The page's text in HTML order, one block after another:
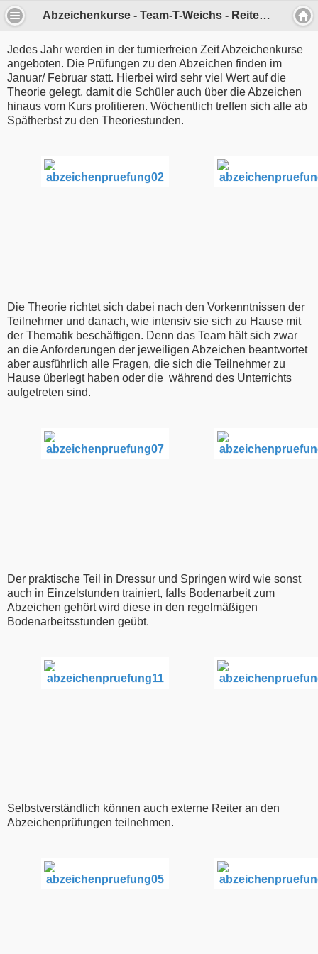
Abzeichenkurse - Team-T-Weichs - Reiten in Zillhofen, Weichs, Markt Indersdorf und Dachau
Jedes Jahr werden in der turnierfreien Zeit Abzeichenkurse
angeboten. Die Prüfungen zu den Abzeichen finden im
Januar/ Februar statt. Hierbei wird sehr viel Wert auf die
Theorie gelegt, damit die Schüler auch über die Abzeichen
hinaus vom Kurs profitieren. Wöchentlich treffen sich alle ab
Spätherbst zu den Theoriestunden.
Die Theorie richtet sich dabei nach den Vorkenntnissen der
Teilnehmer und danach, wie intensiv sie sich zu Hause mit
der Thematik beschäftigen. Denn das Team hält sich zwar
an die Anforderungen der jeweiligen Abzeichen beantwortet
aber ausführlich alle Fragen, die sich die Teilnehmer zu
Hause überlegt haben oder die während des Unterrichts
aufgetreten sind.
Der praktische Teil in Dressur und Springen wird wie sonst
auch in Einzelstunden trainiert, falls Bodenarbeit zum
Abzeichen gehört wird diese in den regelmäßigen
Bodenarbeitsstunden geübt.
Selbstverständlich können auch externe Reiter an den
Abzeichenprüfungen teilnehmen.